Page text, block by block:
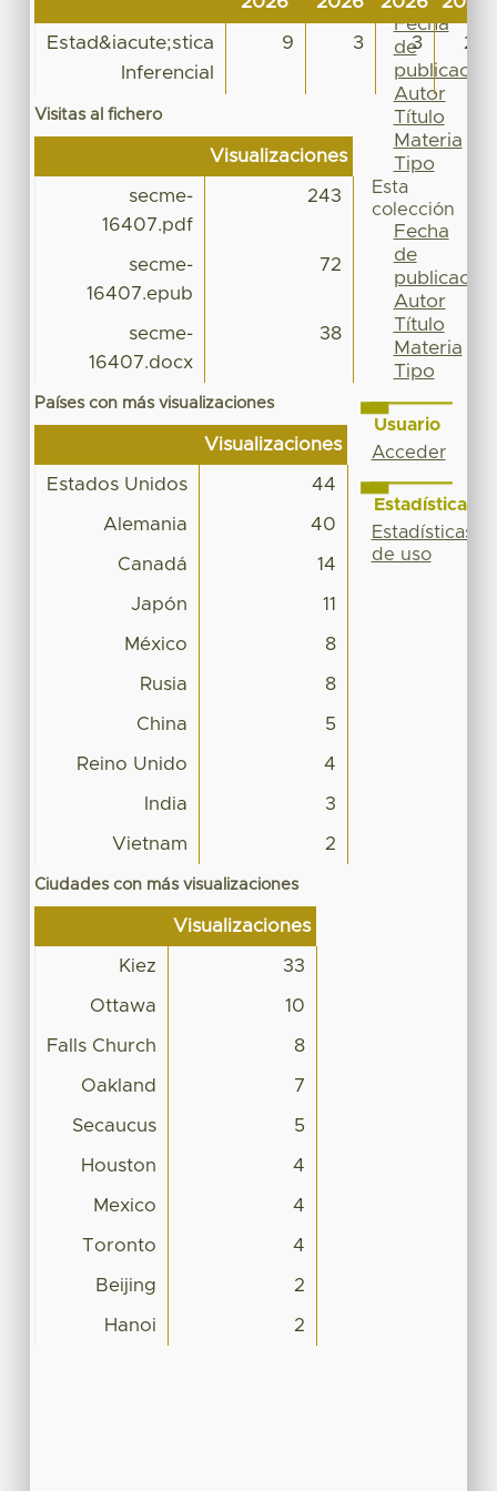
Estad&iacute;stica
Inferencial
9 3 3 22
Visitas al fichero
Visualizaciones
secme-
16407.pdf
243
secme-
16407.epub
72
secme-
16407.docx
38
Países con más visualizaciones
Visualizaciones
Estados Unidos 44
Alemania 40
Canadá 14
Japón 11
México 8
Rusia 8
China 5
Reino Unido 4
India 3
Vietnam 2
Ciudades con más visualizaciones
Visualizaciones
Kiez 33
Ottawa 10
Falls Church 8
Oakland 7
Secaucus 5
Houston 4
Mexico 4
Toronto 4
Beijing 2
Hanoi 2
Fecha
de
publicación
Autor
Título
Materia
Tipo
Esta
colección
Fecha
de
publicación
Autor
Título
Materia
Tipo
Usuario
Acceder
Estadísticas
Estadísticas
de uso